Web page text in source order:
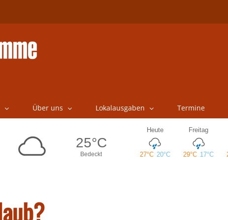
Über uns Lokalausgaben Termine